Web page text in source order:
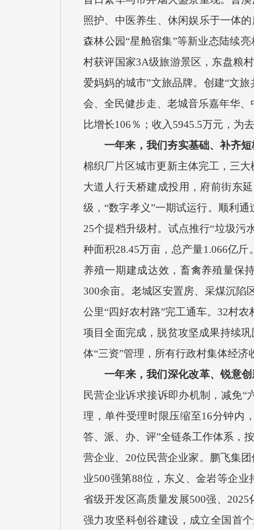
照护、中医养生、休闲娱乐于一体
森林公园“星舱宿集”等新业态陆续
村获评国家3A级旅游景区，东盘粮
爱妈妈的城市”文旅品牌。创建“文
会、全民健步走、老城音乐嘉年华
比增长106％；收入5945.5万元，为
一年来，我们夯实基础、补齐
棉织厂片区城市更新主体完工，三
大道人行天桥建成投用，府前街东
级，“数字孝义”一期试运行。顺利
25个提档升级村。试点推行“垃圾污
种面积28.45万亩，总产量1.066亿
养殖一期建成达效，畜禽养殖量保
300余亩。老城区安置房、采煤沉陷
公里“四好农村路”完工通车。32村
项目全面完成，脱贫攻坚成果持续
体“三资”管理，所有行政村集体经济
一年来，我们深化改革、锐意
民营企业诉求接诉即办机制，减免“
理，单件受理时限压缩至16分钟内
答、派、办、评”全链条工作体系，
营企业、20位民营企业家。鹏飞集
业500强第88位，东义、金岩等企
省级开发区高质量发展500强、
强力攻坚科创谷建设，成立全国首